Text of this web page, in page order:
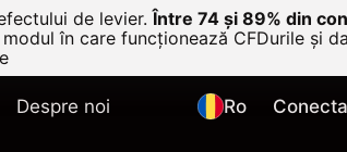
de levier. Între 74 și 89% din
în care funcționează CFDurile și
Despre noi Ro